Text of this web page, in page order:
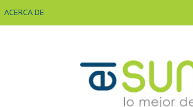
ACERCA DE